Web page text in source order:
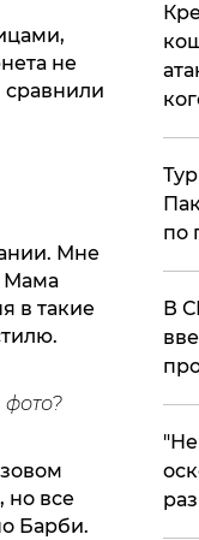
не
сравнили
Мне
Мама
в такие
но все
Барби.
по
В